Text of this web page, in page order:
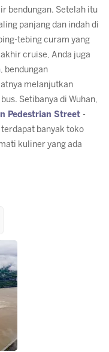
bendungan. Setelah itu
panjang dan indah di
tebing curam yang
cruise, Anda juga
, bendungan
melanjutkan
Setibanya di Wuhan,
Pedestrian Street -
banyak toko
kuliner yang ada